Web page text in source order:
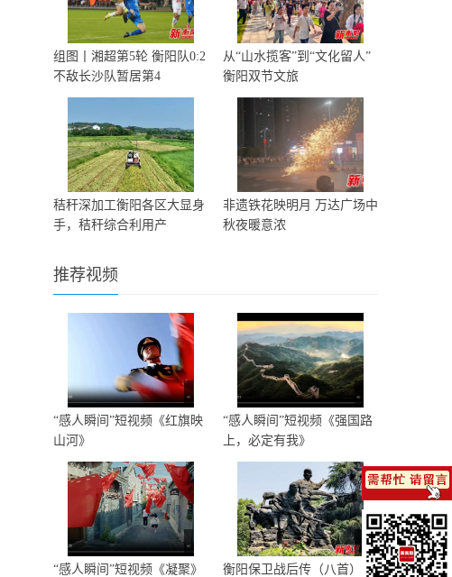
组图丨湘超第5轮 衡阳队0:2
不敌长沙队暂居第4
从“山水揽客”到“文化留人”
衡阳双节文旅
秸秆深加工衡阳各区大显身
手，秸秆综合利用产
非遗铁花映明月 万达广场中
秋夜暖意浓
推荐视频
“感人瞬间”短视频《红旗映
山河》
“感人瞬间”短视频《强国路
上，必定有我》
“感人瞬间”短视频《凝聚》 衡阳保卫战后传（八首）